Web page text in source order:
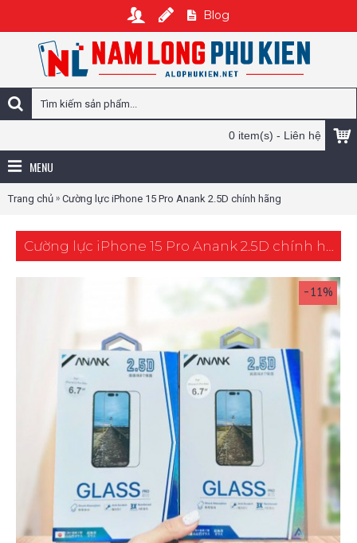
Blog
0 item(s) - Liên hệ
MENU
Trang chủ » Cường lực iPhone 15 Pro Anank 2.5D chính hãng
Cường lực iPhone 15 Pro Anank 2.5D chính hãng
-11%